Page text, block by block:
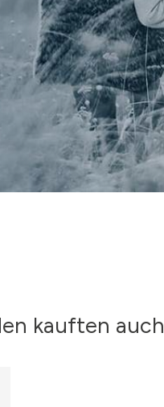
kauften auch